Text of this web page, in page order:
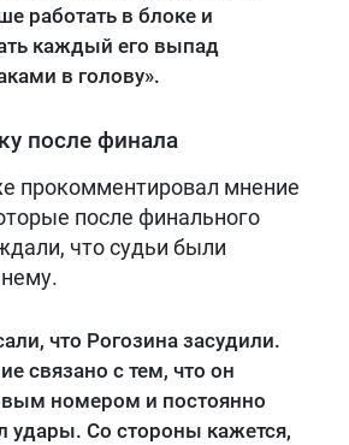
работать в блоке и
каждый его выпад
в голову».
после финала
прокомментировал мнение
после финального
что судьи были
что Рогозина засудили.
связано с тем, что он
номером и постоянно
удары. Со стороны кажется,